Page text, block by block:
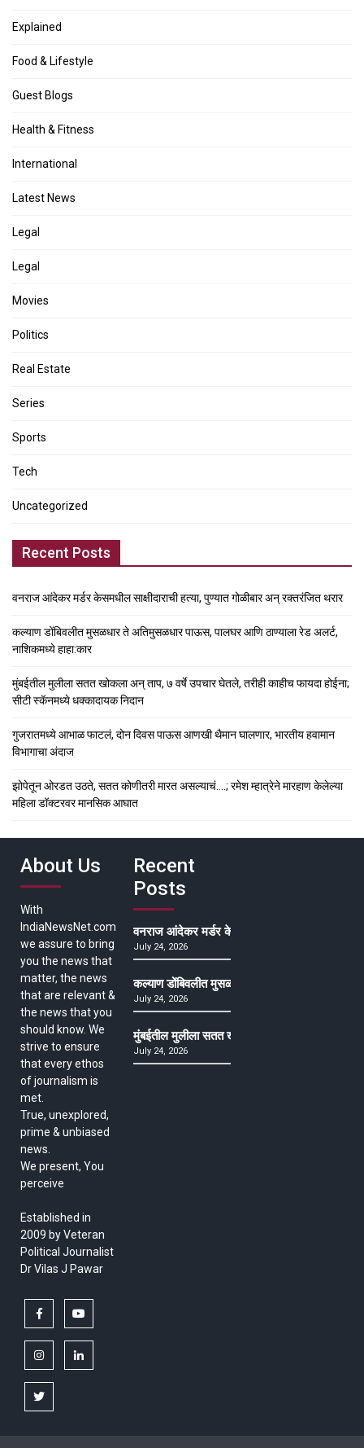
Explained
Food & Lifestyle
Guest Blogs
Health & Fitness
International
Latest News
Legal
Legal
Movies
Politics
Real Estate
Series
Sports
Tech
Uncategorized
Recent Posts
वनराज आंदेकर मर्डर केसमधील साक्षीदाराची हत्या, पुण्यात गोळीबार अन् रक्तरंजित थरार
कल्याण डोंबिवलीत मुसळधार ते अतिमुसळधार पाऊस, पालघर आणि ठाण्याला रेड अलर्ट,
नाशिकमध्ये हाहा:कार
मुंबईतील मुलीला सतत खोकला अन् ताप, ७ वर्षे उपचार घेतले, तरीही काहीच फायदा होईना;
सीटी स्कॅनमध्ये धक्कादायक निदान
गुजरातमध्ये आभाळ फाटलं, दोन दिवस पाऊस आणखी थैमान घालणार, भारतीय हवामान
विभागाचा अंदाज
झोपेतून ओरडत उठते, सतत कोणीतरी मारत असल्याचं….; रमेश म्हात्रेने मारहाण केलेल्या
महिला डॉक्टरवर मानसिक आघात
About Us
With
IndiaNewsNet.com
we assure to bring
you the news that
matter, the news
that are relevant &
the news that you
should know. We
strive to ensure
that every ethos
of journalism is
met.
True, unexplored,
prime & unbiased
news.
We present, You
perceive
Established in
2009 by Veteran
Political Journalist
Dr Vilas J Pawar
facebook
instagramlinkedin
twitter
Recent
Posts
वनराज आंदेकर मर्डर केसमधील साक्षीदाराची हत्या,
July 24, 2026
कल्याण डोंबिवलीत मुसळधार ते अतिमुसळधार पाऊस,
July 24, 2026
मुंबईतील मुलीला सतत खोकला अन् ताप, ७ वर्षे उपचार
July 24, 2026